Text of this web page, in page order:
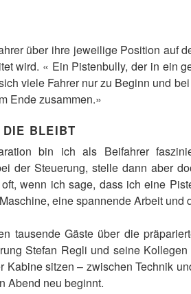
über ihre jeweilige Position auf
wird. « Ein Pistenbully, der in ein
viele Fahrer nur zu Beginn und
Ende zusammen.»
BLEIBT
bin ich als Beifahrer
der Steuerung, stelle dann aber
wenn ich sage, dass ich eine
eine spannende Arbeit und
tausende Gäste über die
Stefan Regli und seine
sitzen – zwischen Technik
Abend neu beginnt.